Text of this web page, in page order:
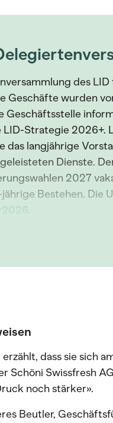
des
Geschäfte wurden
Geschäftsstelle
LID-Strategie 2026+.
das langjährige
Dienste.
2027
Bestehen. Die
dass sie sich
Schöni Swissfresh
noch stärker».
Beutler,